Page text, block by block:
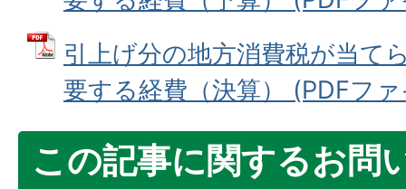
引上げ分の地方消費税が当て
要する経費（決算） (PDFフ
この記事に関するお問